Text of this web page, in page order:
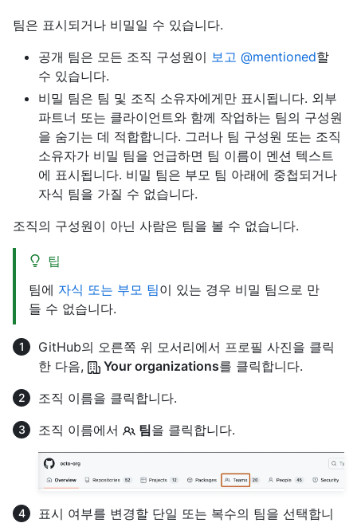
팀은 표시되거나 비밀일 수 있습니다.
공개 팀은 모든 조직 구성원이 보고 @mentioned할
수 있습니다.
비밀 팀은 팀 및 조직 소유자에게만 표시됩니다. 외부
파트너 또는 클라이언트와 함께 작업하는 팀의 구성원
을 숨기는 데 적합합니다. 그러나 팀 구성원 또는 조직
소유자가 비밀 팀을 언급하면 팀 이름이 멘션 텍스트
에 표시됩니다. 비밀 팀은 부모 팀 아래에 중첩되거나
자식 팀을 가질 수 없습니다.
조직의 구성원이 아닌 사람은 팀을 볼 수 없습니다.
팁
팀에 자식 또는 부모 팀이 있는 경우 비밀 팀으로 만
들 수 없습니다.
GitHub의 오른쪽 위 모서리에서 프로필 사진을 클릭
한 다음,
Your organizations를 클릭합니다.
조직 이름을 클릭합니다.
조직 이름에서
팀을 클릭합니다.
표시 여부를 변경할 단일 또는 복수의 팀을 선택합니